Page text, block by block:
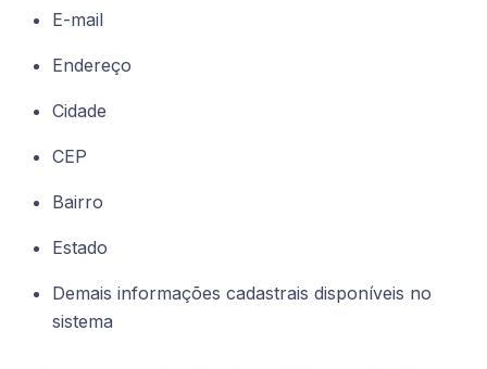
E-mail
Endereço
Cidade
CEP
Bairro
Estado
Demais informações cadastrais disponíveis no
sistema